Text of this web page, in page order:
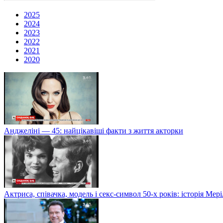
2025
2024
2023
2022
2021
2020
Анджеліні — 45: найцікавіші факти з життя акторки
Актриса, співачка, модель і секс-символ 50-х років: історія